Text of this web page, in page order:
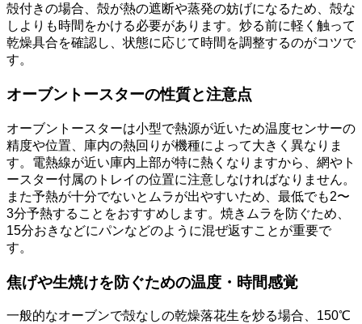
殻付きの場合、殻が熱の遮断や蒸発の妨げになるため、殻な
しよりも時間をかける必要があります。炒る前に軽く触って
乾燥具合を確認し、状態に応じて時間を調整するのがコツで
す。
オーブントースターの性質と注意点
オーブントースターは小型で熱源が近いため温度センサーの
精度や位置、庫内の熱回りが機種によって大きく異なりま
す。電熱線が近い庫内上部が特に熱くなりますから、網やト
ースター付属のトレイの位置に注意しなければなりません。
また予熱が十分でないとムラが出やすいため、最低でも2〜
3分予熱することをおすすめします。焼きムラを防ぐため、
15分おきなどにパンなどのように混ぜ返すことが重要で
す。
焦げや生焼けを防ぐための温度・時間感覚
一般的なオーブンで殻なしの乾燥落花生を炒る場合、150℃